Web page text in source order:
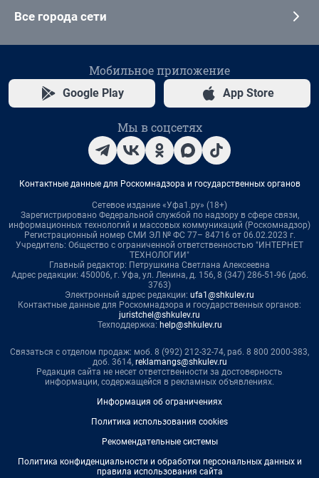
Все города сети
Мобильное приложение
Google Play App Store
Мы в соцсетях
Контактные данные для Роскомнадзора и государственных органов
Сетевое издание «Уфа1.ру» (18+)
Зарегистрировано Федеральной службой по надзору в сфере связи,
информационных технологий и массовых коммуникаций (Роскомнадзор)
Регистрационный номер СМИ ЭЛ № ФС 77– 84716 от 06.02.2023 г.
Учредитель: Общество с ограниченной ответственностью "ИНТЕРНЕТ
ТЕХНОЛОГИИ"
Главный редактор: Петрушкина Светлана Алексеевна
Адрес редакции: 450006, г. Уфа, ул. Ленина, д. 156, 8 (347) 286-51-96 (доб.
3763)
Электронный адрес редакции: ufa1@shkulev.ru
Контактные данные для Роскомнадзора и государственных органов:
juristchel@shkulev.ru
Техподдержка: help@shkulev.ru
Связаться с отделом продаж: моб. 8 (992) 212-32-74, раб. 8 800 2000-383,
доб. 3614, reklamangs@shkulev.ru
Редакция сайта не несет ответственности за достоверность
информации, содержащейся в рекламных объявлениях.
Информация об ограничениях
Политика использования cookies
Рекомендательные системы
Политика конфиденциальности и обработки персональных данных и
правила использования сайта